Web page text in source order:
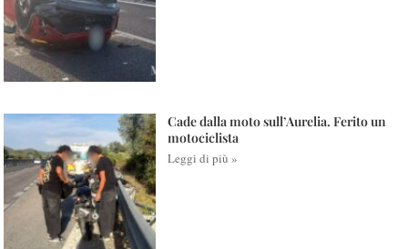
Cade dalla moto sull’Aurelia. Ferito un
motociclista
Leggi di più »